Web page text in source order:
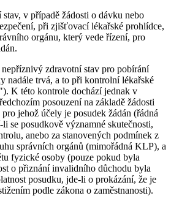
v případě žádosti o dávku nebo
při zjišťovací lékařské prohlídce,
orgánu, který vede řízení, pro
zdravotní stav pro pobírání
nadále trvá, a to při kontrolní lékařské
K této kontrole dochází jednak v
posouzení na základě žádosti
jehož účely je posudek žádán (řádná
se posudkově významné skutečnosti,
anebo za stanovených podmínek z
správních orgánů (mimořádná KLP), a
fyzické osoby (pouze pokud byla
o přiznání invalidního důchodu byla
posudku, jde-li o prokázání, že je
podle zákona o zaměstnanosti).